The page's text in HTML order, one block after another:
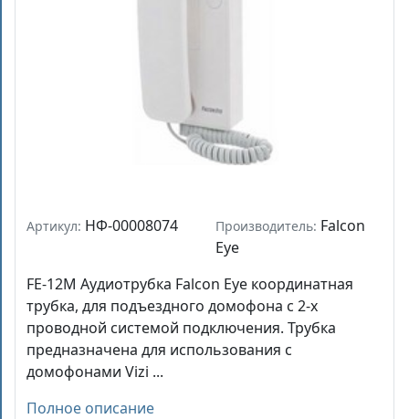
Артикул: НФ-00008074 Производитель: Falcon
Eye
FE-12M Аудиотрубка Falcon Eye координатная
трубка, для подъездного домофона с 2-х
проводной системой подключения. Трубка
предназначена для использования с
домофонами Vizi ...
Полное описание